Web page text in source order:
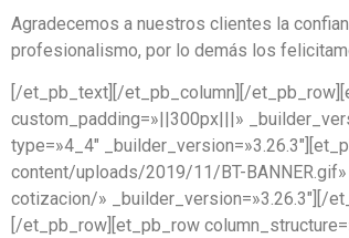
Agradecemos a nuestros clientes la
profesionalismo, por lo demás los
[/et_pb_text][/et_pb_column][/
custom_padding=»||300px|||»
type=»4_4″
content/uploads/2019/11/BT-
cotizacion/» _builder_version=»3.26.3″][/
[/et_pb_row][et_pb_row